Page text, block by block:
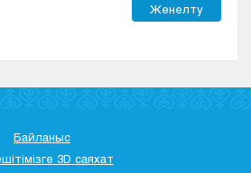
Жөнелту
Байланыс
3D саяхат